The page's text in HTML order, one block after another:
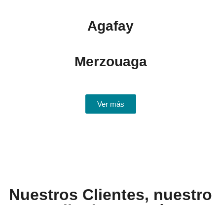
Agafay
Merzouaga
Ver más
Nuestros Clientes, nuestro